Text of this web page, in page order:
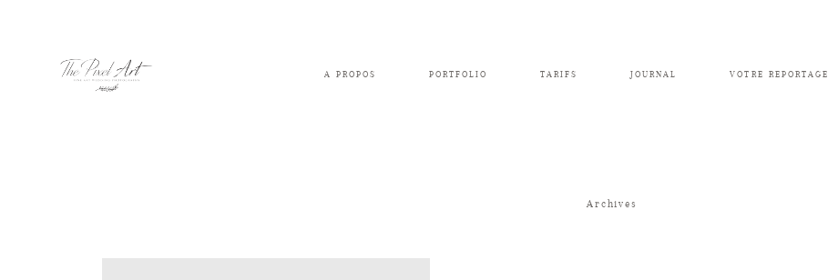
A PROPOS PORTFOLIO TARIFS JOURNAL VOTRE REPORTAGE
Archives